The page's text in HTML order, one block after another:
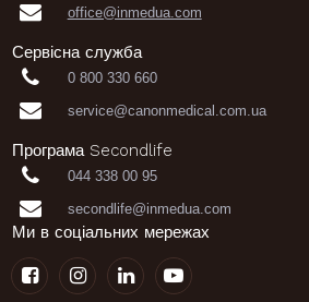
 office@inmedua.com
Сервісна служба
 0 800 330 660
 service@canonmedical.com.ua
Програма Secondlife
 044 338 00 95
 secondlife@inmedua.com
Ми в соціальних мережах
   